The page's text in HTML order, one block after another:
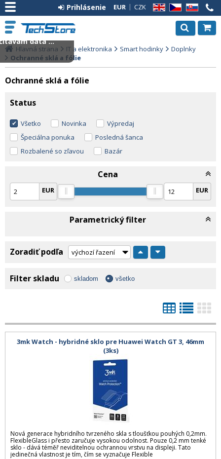
EN CZ SK
EUR CZK
Prihlásenie
Hlavná strana IT a elektronika Smart hodinky
Doplnky
Ochranné sklá a fólie
Ochranné sklá a fólie
Status
Všetko Novinka
Výpredaj
Špeciálna ponuka
Posledná šanca
Rozbalené so zľavou
Bazár
Cena
EUR EUR
Parametrický filter
Zoradiť podľa
Filter skladu skladom všetko
3mk Watch - hybridné sklo pre Huawei Watch GT 3, 46mm
(3ks)
Nová generace hybridního tvrzeného skla s tloušťkou pouhých 0,2mm.
FlexibleGlass i přesto zaručuje vysokou odolnost. Pouze 0,2 mm tenké
sklo - dává téměř neviditelnou ochrannou vrstvu na displeji. Tato
jedinečná vlastnost je tím, čím se vyznačuje Flexible
dáta ...